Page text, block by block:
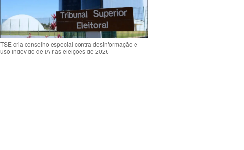
TSE cria conselho especial contra desinformação e
uso indevido de IA nas eleições de 2026